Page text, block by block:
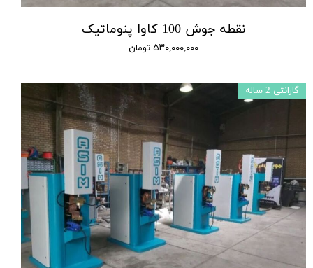
نقطه جوش 100 کاوا پنوماتیک
۵۳۰,۰۰۰,۰۰۰ تومان
گارانتی 2 ساله